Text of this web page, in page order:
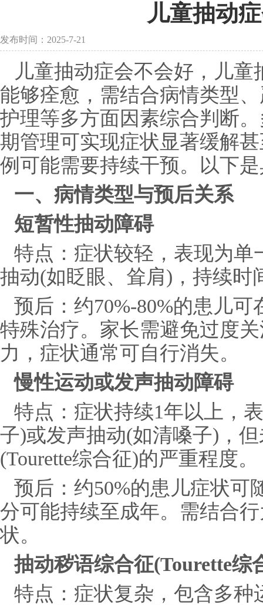
儿童抽动
发布时间：2025-7-21
儿童抽动症会不会好，儿
能够痊愈，需结合病情类型
护理等多方面因素综合判断
期管理可实现症状显著缓解
例可能需要持续干预。以下
一、病情类型与预后关系
短暂性抽动障碍
特点：症状较轻，表现为
抽动(如眨眼、耸肩)，持续时
预后：约70%-80%的患儿
特殊治疗。家长需避免过度
力，症状通常可自行消失。
慢性运动或发声抽动障碍
特点：症状持续1年以上，
子)或发声抽动(如清嗓子)，
(Tourette综合征)的严重程度。
预后：约50%的患儿症状可
分可能持续至成年。需结合
状。
抽动秽语综合征(Tourette综
特点：症状复杂，包含多